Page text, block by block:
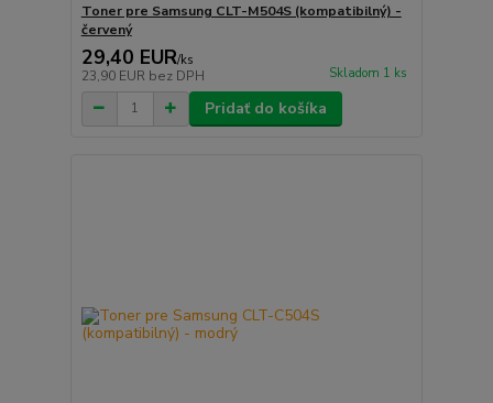
Toner pre Samsung CLT-M504S (kompatibilný) -
červený
29,40 EUR/ks
23,90 EUR bez DPH Skladom 1 ks
Pridať do košíka